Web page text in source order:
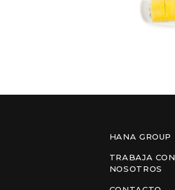
HANA GROUP
TRABAJA CON
NOSOTROS